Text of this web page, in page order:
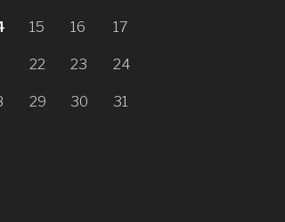
15 16 17
22 23 24
29 30 31